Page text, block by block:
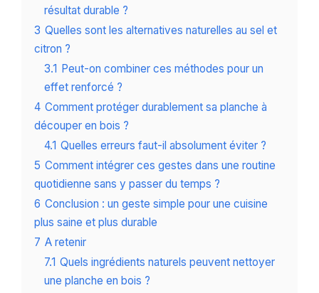
résultat durable ?
3 Quelles sont les alternatives naturelles au sel et
citron ?
3.1 Peut-on combiner ces méthodes pour un
effet renforcé ?
4 Comment protéger durablement sa planche à
découper en bois ?
4.1 Quelles erreurs faut-il absolument éviter ?
5 Comment intégrer ces gestes dans une routine
quotidienne sans y passer du temps ?
6 Conclusion : un geste simple pour une cuisine
plus saine et plus durable
7 A retenir
7.1 Quels ingrédients naturels peuvent nettoyer
une planche en bois ?